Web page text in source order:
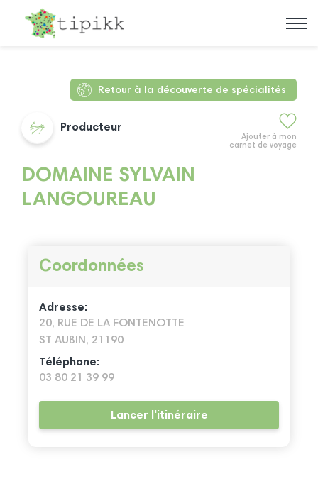
Retour à la découverte de spécialités
Ajouter à mon
carnet de voyage
Producteur
DOMAINE SYLVAIN
LANGOUREAU
Coordonnées
Adresse:
20, RUE DE LA FONTENOTTE
ST AUBIN, 21190
Téléphone:
03 80 21 39 99
Lancer l'itinéraire